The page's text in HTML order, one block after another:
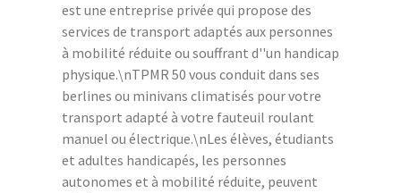
est une entreprise privée qui propose des
services de transport adaptés aux personnes
à mobilité réduite ou souffrant d''un handicap
physique.\nTPMR 50 vous conduit dans ses
berlines ou minivans climatisés pour votre
transport adapté à votre fauteuil roulant
manuel ou électrique.\nLes élèves, étudiants
et adultes handicapés, les personnes
autonomes et à mobilité réduite, peuvent